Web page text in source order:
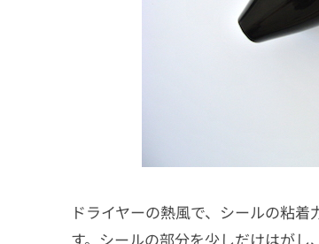
ドライヤーの熱風で、シールの粘
す。シールの部分を少しだけはが